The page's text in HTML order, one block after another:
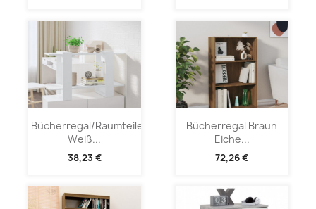
Bücherregal/Raumteiler
Weiß...
38,23 €
Bücherregal Braun
Eiche...
72,26 €